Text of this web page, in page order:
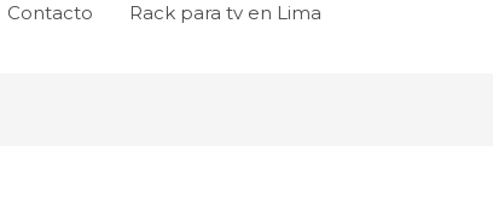
Contacto Rack para tv en Lima